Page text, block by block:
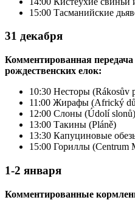
15:00 Тасманийские
31 декабря
Комментированная
рождественских елок:
10:30 Несторы (Rákosův
11:00 Жирафы (Africký
12:00 Слоны (Údolí slonů)
13:00 Такины (Pláně)
13:30 Капуциновые
15:00 Гориллы (Centrum
1-2 января
Комментированные